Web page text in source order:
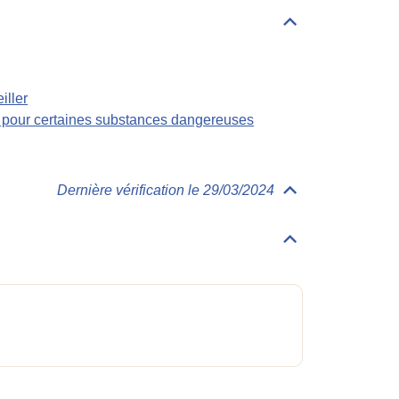
Déplier/replier
certaines substances dangereuses
Dernière vérification le 29/03/2024
Déplier/replier
Déplier/replier